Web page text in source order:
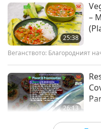
25:38
–
Веганството: Благородният
26:13
Веганството: Благородният